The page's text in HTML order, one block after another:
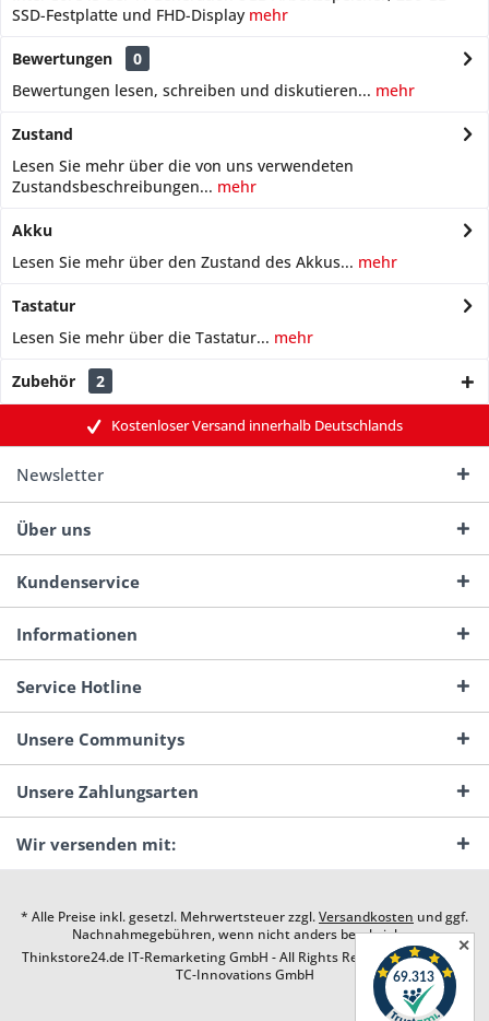
SSD-Festplatte und FHD-Display mehr
Bewertungen
0
Bewertungen lesen, schreiben und diskutieren... mehr
Zustand
Lesen Sie mehr über die von uns verwendeten
Zustandsbeschreibungen... mehr
Akku
Lesen Sie mehr über den Zustand des Akkus... mehr
Tastatur
Lesen Sie mehr über die Tastatur... mehr
Zubehör 2
Kostenloser Versand innerhalb Deutschlands
Newsletter
Über uns
Kundenservice
Informationen
Service Hotline
Unsere Communitys
Unsere Zahlungsarten
Wir versenden mit:
* Alle Preise inkl. gesetzl. Mehrwertsteuer zzgl.Versandkosten und ggf.
Nachnahmegebühren, wenn nicht anders beschrieben
Thinkstore24.de IT-Remarketing GmbH - All Rights Reserved. Design by
TC-Innovations GmbH
✕